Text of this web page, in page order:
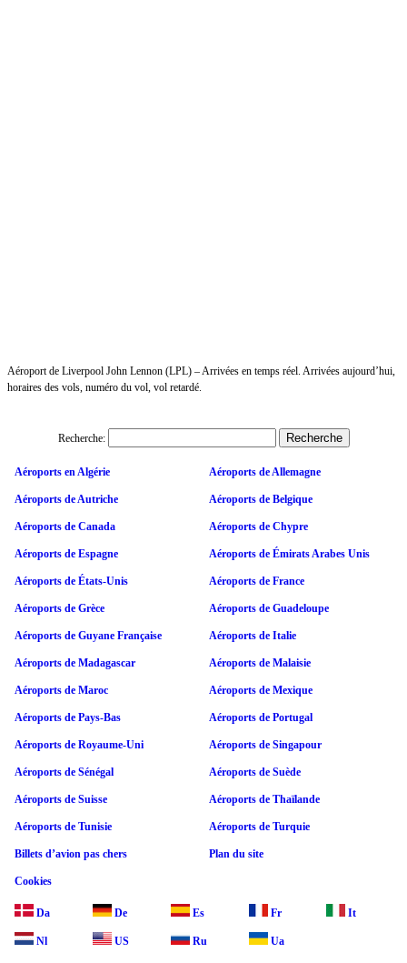
Aéroport de Liverpool John Lennon (LPL) – Arrivées en temps réel. Arrivées aujourd’hui,
horaires des vols, numéro du vol, vol retardé.
Recherche:
Aéroports en Algérie Aéroports de Allemagne
Aéroports de Autriche Aéroports de Belgique
Aéroports de Canada Aéroports de Chypre
Aéroports de Espagne Aéroports de Émirats Arabes Unis
Aéroports de États-Unis Aéroports de France
Aéroports de Grèce Aéroports de Guadeloupe
Aéroports de Guyane Française Aéroports de Italie
Aéroports de Madagascar Aéroports de Malaisie
Aéroports de Maroc Aéroports de Mexique
Aéroports de Pays-Bas Aéroports de Portugal
Aéroports de Royaume-Uni Aéroports de Singapour
Aéroports de Sénégal Aéroports de Suède
Aéroports de Suisse Aéroports de Thaïlande
Aéroports de Tunisie Aéroports de Turquie
Billets d’avion pas chers Plan du site
Cookies
Da De Es Fr It
Nl US Ru Ua